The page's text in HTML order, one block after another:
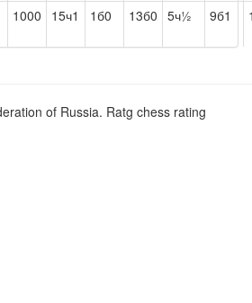
1000 15ч1 1б0 13б0 5ч½ 9б1
of Russia. Ratg chess rating